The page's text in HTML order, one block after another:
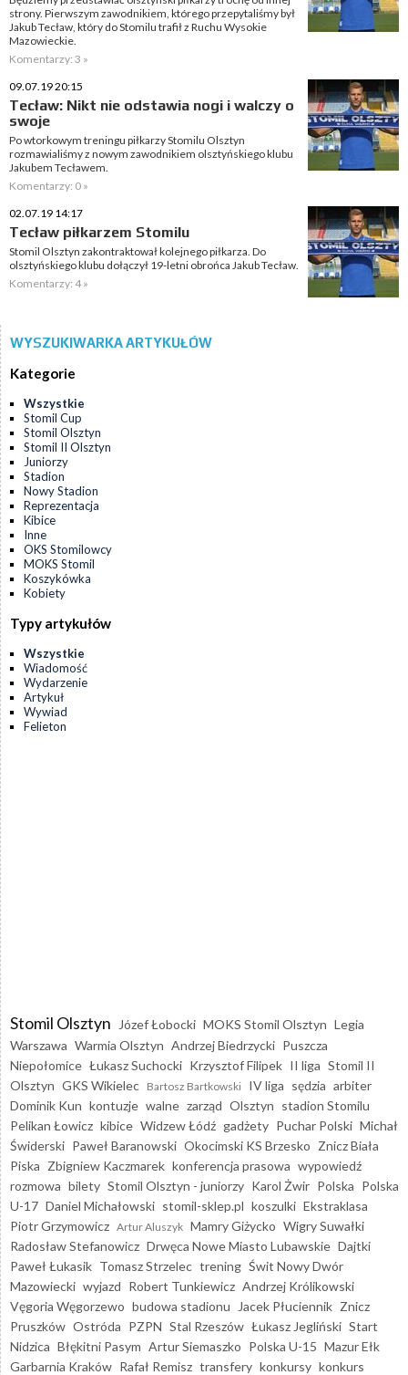
strony. Pierwszym zawodnikiem, którego przepytaliśmy był
Jakub Tecław, który do Stomilu trafił z Ruchu Wysokie
Mazowieckie.
Komentarzy: 3 »
09.07.19 20:15
Tecław: Nikt nie odstawia nogi i walczy o
swoje
Po wtorkowym treningu piłkarzy Stomilu Olsztyn
rozmawialiśmy z nowym zawodnikiem olsztyńskiego klubu
Jakubem Tecławem.
Komentarzy: 0 »
02.07.19 14:17
Tecław piłkarzem Stomilu
Stomil Olsztyn zakontraktował kolejnego piłkarza. Do
olsztyńskiego klubu dołączył 19-letni obrońca Jakub Tecław.
Komentarzy: 4 »
WYSZUKIWARKA ARTYKUŁÓW
Kategorie
Wszystkie
Stomil Cup
Stomil Olsztyn
Stomil II Olsztyn
Juniorzy
Stadion
Nowy Stadion
Reprezentacja
Kibice
Inne
OKS Stomilowcy
MOKS Stomil
Koszykówka
Kobiety
Typy artykułów
Wszystkie
Wiadomość
Wydarzenie
Artykuł
Wywiad
Felieton
Stomil Olsztyn Józef Łobocki MOKS Stomil Olsztyn Legia
Warszawa Warmia Olsztyn Andrzej Biedrzycki Puszcza
Niepołomice Łukasz Suchocki Krzysztof Filipek II liga Stomil II
Olsztyn GKS Wikielec Bartosz Bartkowski IV liga sędzia arbiter
Dominik Kun kontuzje walne zarząd Olsztyn stadion Stomilu
Pelikan Łowicz kibice Widzew Łódź gadżety Puchar Polski Michał
Świderski Paweł Baranowski Okocimski KS Brzesko Znicz Biała
Piska Zbigniew Kaczmarek konferencja prasowa wypowiedź
rozmowa bilety Stomil Olsztyn - juniorzy Karol Żwir Polska Polska
U-17 Daniel Michałowski stomil-sklep.pl koszulki Ekstraklasa
Piotr Grzymowicz Artur Aluszyk Mamry Giżycko Wigry Suwałki
Radosław Stefanowicz Drwęca Nowe Miasto Lubawskie Dajtki
Paweł Łukasik Tomasz Strzelec trening Świt Nowy Dwór
Mazowiecki wyjazd Robert Tunkiewicz Andrzej Królikowski
Vęgoria Węgorzewo budowa stadionu Jacek Płuciennik Znicz
Pruszków Ostróda PZPN Stal Rzeszów Łukasz Jegliński Start
Nidzica Błękitni Pasym Artur Siemaszko Polska U-15 Mazur Ełk
Garbarnia Kraków Rafał Remisz transfery konkursy konkurs